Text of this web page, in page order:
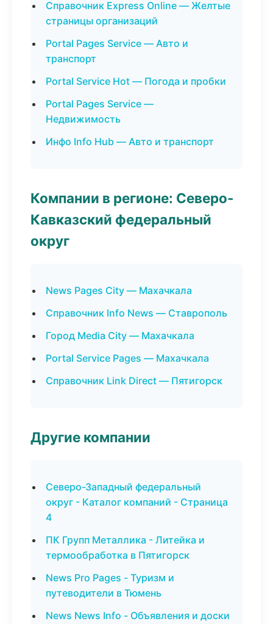
Справочник Express Online — Желтые
страницы организаций
Portal Pages Service — Авто и
транспорт
Portal Service Hot — Погода и пробки
Portal Pages Service —
Недвижимость
Инфо Info Hub — Авто и транспорт
Компании в регионе: Северо-
Кавказский федеральный
округ
News Pages City — Махачкала
Справочник Info News — Ставрополь
Город Media City — Махачкала
Portal Service Pages — Махачкала
Справочник Link Direct — Пятигорск
Другие компании
Северо-Западный федеральный
округ - Каталог компаний - Страница
4
ПК Групп Металлика - Литейка и
термообработка в Пятигорск
News Pro Pages - Туризм и
путеводители в Тюмень
News News Info - Объявления и доски